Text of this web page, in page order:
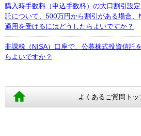
購入時手数料（申込手数料）の大口割引設
託について、500万円から割引がある場合
適用を受けるにはどうしたらよいですか？
非課税（NISA）口座で、公募株式投資信託
らよいですか？
よくあるご質問トッ